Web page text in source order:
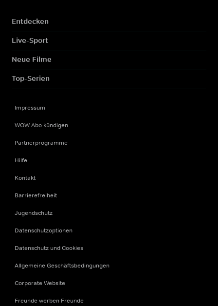
Entdecken
Live-Sport
Neue Filme
Top-Serien
Impressum
WOW Abo kündigen
Partnerprogramme
Hilfe
Kontakt
Barrierefreiheit
Jugendschutz
Datenschutzoptionen
Datenschutz und Cookies
Allgemeine Geschäftsbedingungen
Corporate Website
Freunde werben Freunde